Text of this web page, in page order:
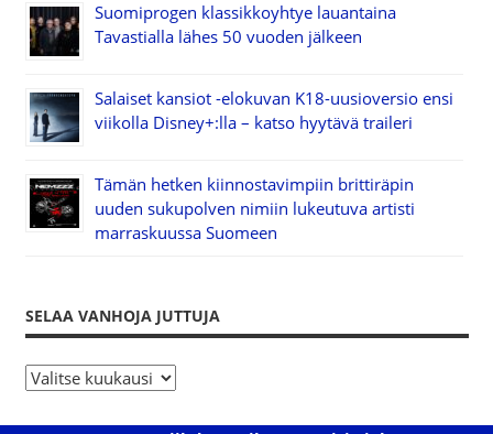
Suomiprogen klassikkoyhtye lauantaina
Tavastialla lähes 50 vuoden jälkeen
Salaiset kansiot -elokuvan K18-uusioversio ensi
viikolla Disney+:lla – katso hyytävä traileri
Tämän hetken kiinnostavimpiin brittiräpin
uuden sukupolven nimiin lukeutuva artisti
marraskuussa Suomeen
SELAA VANHOJA JUTTUJA
S